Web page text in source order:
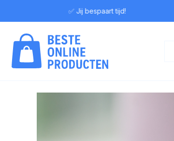
✅ Jij bespaart tijd!